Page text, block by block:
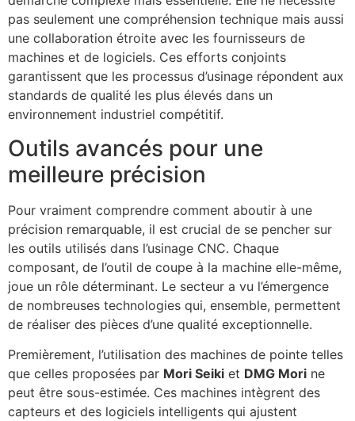
pas seulement une compréhension technique mais aussi
une collaboration étroite avec les fournisseurs de
machines et de logiciels. Ces efforts conjoints
garantissent que les processus d’usinage répondent aux
standards de qualité les plus élevés dans un
environnement industriel compétitif.
Outils avancés pour une
meilleure précision
Pour vraiment comprendre comment aboutir à une
précision remarquable, il est crucial de se pencher sur
les outils utilisés dans l’usinage CNC. Chaque
composant, de l’outil de coupe à la machine elle-même,
joue un rôle déterminant. Le secteur a vu l’émergence
de nombreuses technologies qui, ensemble, permettent
de réaliser des pièces d’une qualité exceptionnelle.
Premièrement, l’utilisation des machines de pointe telles
que celles proposées par Mori Seiki et DMG Mori ne
peut être sous-estimée. Ces machines intègrent des
capteurs et des logiciels intelligents qui ajustent